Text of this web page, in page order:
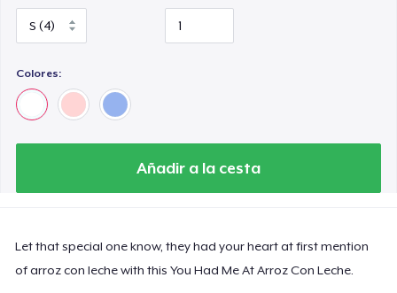
Colores:
Añadir a la cesta
Let that special one know, they had your heart at first mention
of arroz con leche with this You Had Me At Arroz Con Leche.